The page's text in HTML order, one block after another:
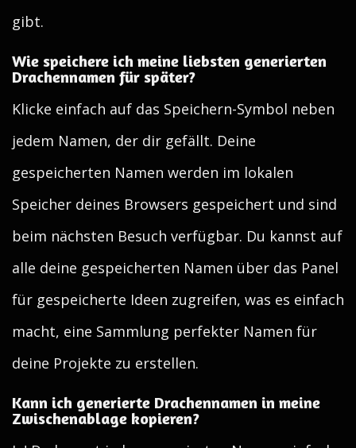
gibt.
Wie speichere ich meine liebsten generierten
Drachennamen für später?
Klicke einfach auf das Speichern-Symbol neben
jedem Namen, der dir gefällt. Deine
gespeicherten Namen werden im lokalen
Speicher deines Browsers gespeichert und sind
beim nächsten Besuch verfügbar. Du kannst auf
alle deine gespeicherten Namen über das Panel
für gespeicherte Ideen zugreifen, was es einfach
macht, eine Sammlung perfekter Namen für
deine Projekte zu erstellen.
Kann ich generierte Drachennamen in meine
Zwischenablage kopieren?